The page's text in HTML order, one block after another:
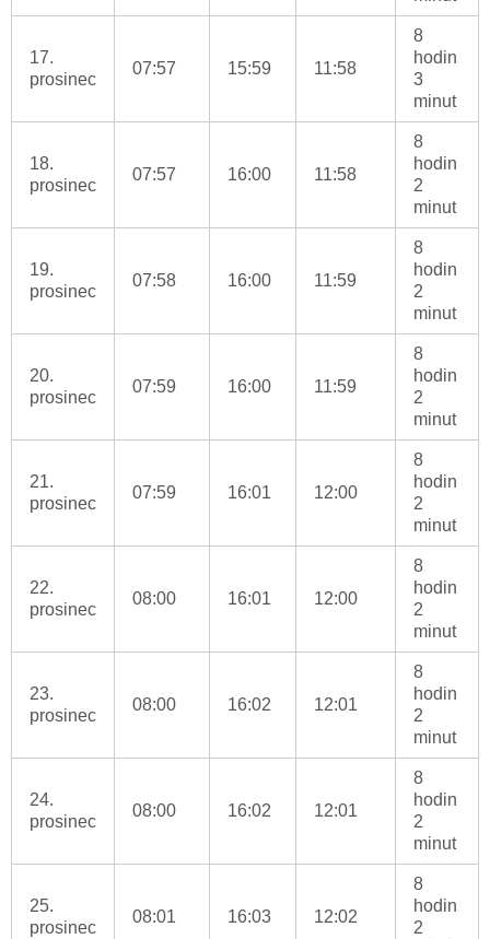
17.
prosinec
07:57 15:59 11:58
8
hodin
3
minut
18.
prosinec
07:57 16:00 11:58
8
hodin
2
minut
19.
prosinec
07:58 16:00 11:59
8
hodin
2
minut
20.
prosinec
07:59 16:00 11:59
8
hodin
2
minut
21.
prosinec
07:59 16:01 12:00
8
hodin
2
minut
22.
prosinec
08:00 16:01 12:00
8
hodin
2
minut
23.
prosinec
08:00 16:02 12:01
8
hodin
2
minut
24.
prosinec
08:00 16:02 12:01
8
hodin
2
minut
25.
prosinec
08:01 16:03 12:02
8
hodin
2